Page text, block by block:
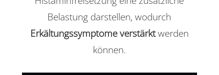
Belastung darstellen, wodurch
Erkältungssymptome verstärktwerden
können.